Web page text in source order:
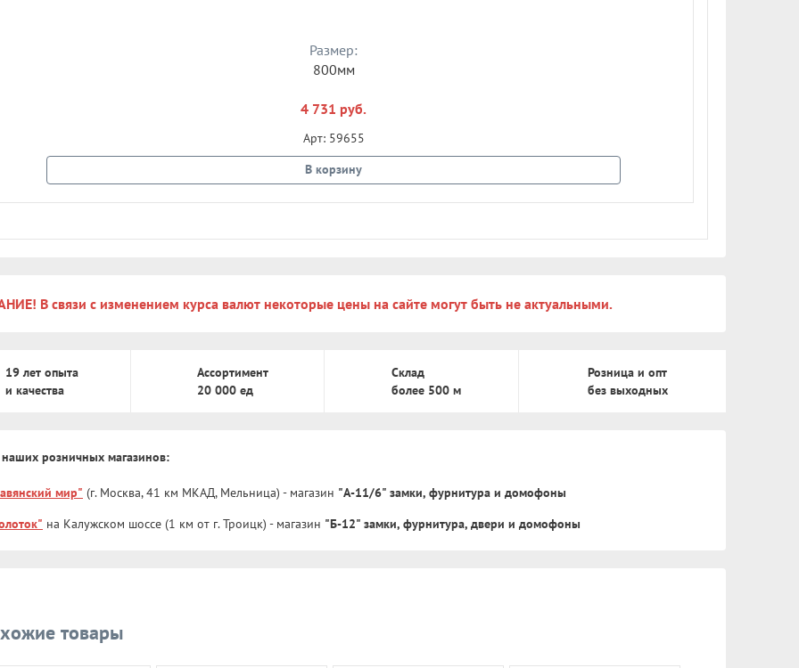
Размер:
800мм
4 731 руб.
Арт: 59655
В корзину
В связи с изменением курса валют некоторые цены на сайте могут быть не актуальными.
19 лет опыта
и качества
Ассортимент
20 000 ед
Склад
более 500 м
Розница и опт
без выходных
розничных магазинов:
мир" (г. Москва, 41 км МКАД, Мельница) - магазин "А-11/6" замки, фурнитура и домофоны
на Калужском шоссе (1 км от г. Троицк) - магазин "Б-12" замки, фурнитура, двери и домофоны
товары